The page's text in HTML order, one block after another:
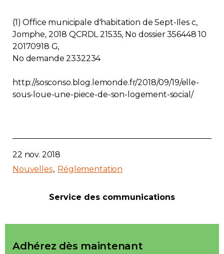
(1) Office municipale d'habitation de Sept-Iles c,
Jomphe, 2018 QCRDL 21535, No dossier 356448 10
20170918 G,
No demande 2332234
http://sosconso.blog.lemonde.fr/2018/09/19/elle-
sous-loue-une-piece-de-son-logement-social/
22 nov. 2018
Nouvelles Réglementation
Service des communications
Adhérez dès maintenant